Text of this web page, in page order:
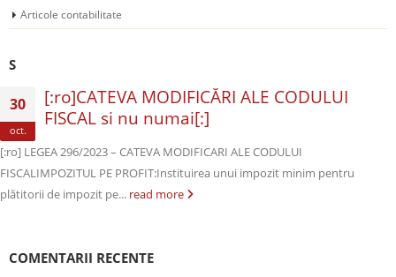
Articole contabilitate
S
30
oct.
[:ro]CATEVA MODIFICĂRI ALE CODULUI
FISCAL si nu numai[:]
[:ro] LEGEA 296/2023 – CATEVA MODIFICARI ALE CODULUI
FISCALIMPOZITUL PE PROFIT:Instituirea unui impozit minim pentru
plătitorii de impozit pe... read more
COMENTARII RECENTE